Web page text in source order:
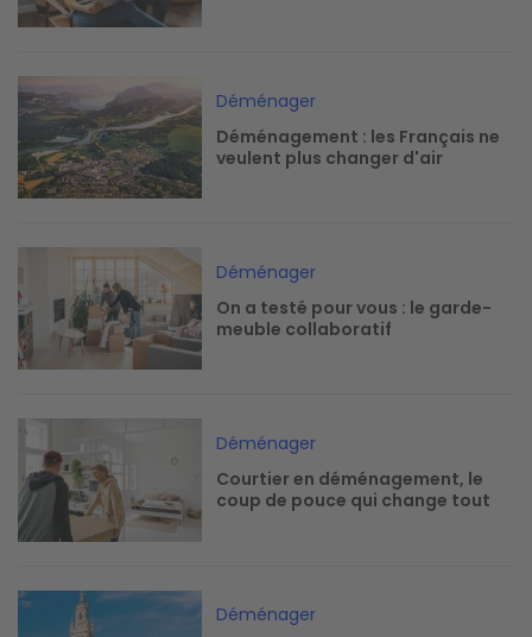
Image
Déménager
Déménagement : les Français ne
veulent plus changer d'air
Image
Déménager
On a testé pour vous : le garde-
meuble collaboratif
Image
Déménager
Courtier en déménagement, le
coup de pouce qui change tout
Image
Déménager